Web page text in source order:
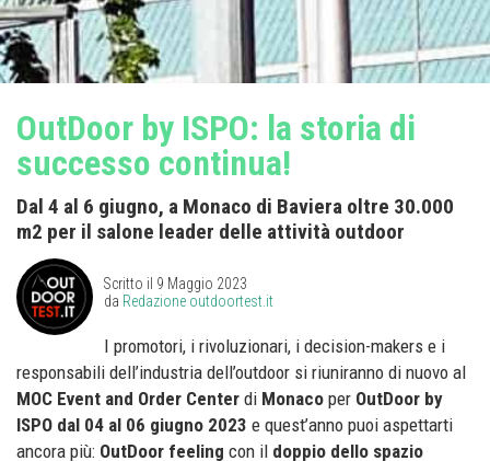
OutDoor by ISPO: la storia di
successo continua!
Dal 4 al 6 giugno, a Monaco di Baviera oltre 30.000
m2 per il salone leader delle attività outdoor
Scritto il 9 Maggio 2023
da Redazione outdoortest.it
I promotori, i rivoluzionari, i decision-makers e i
responsabili dell’industria dell’outdoor si riuniranno di nuovo al
MOC Event and Order Center di Monaco per OutDoor by
ISPO dal 04 al 06 giugno 2023 e quest’anno puoi aspettarti
ancora più: OutDoor feeling con il doppio dello spazio